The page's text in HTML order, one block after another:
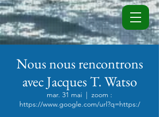
Nous nous rencontrons
avec Jacques T. Watso
mar. 31 mai
  |
zoom :
https://www.google.com/url?q=https:/